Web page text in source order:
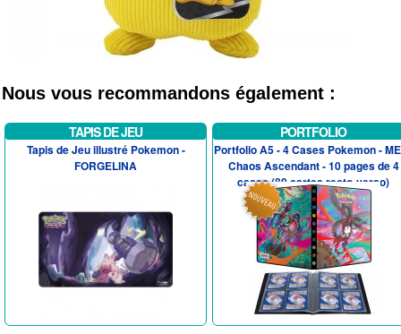
Nous vous recommandons également :
TAPIS DE JEU
Tapis de Jeu illustré Pokemon -
FORGELINA
PORTFOLIO
Portfolio A5 - 4 Cases Pokemon -
Chaos Ascendant - 10 pages de 4
cases (80 cartes recto-verso)